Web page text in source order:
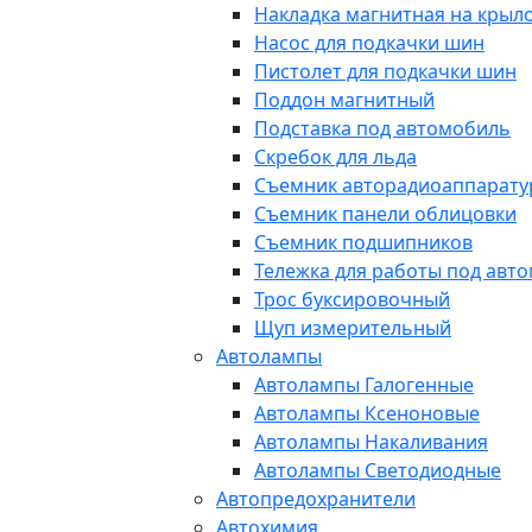
Накладка магнитная на
Насос для подкачки шин
Пистолет для подкачки шин
Поддон магнитный
Подставка под автомобиль
Скребок для льда
Съемник
Съемник панели облицовки
Съемник подшипников
Тележка для работы под
Трос буксировочный
Щуп измерительный
Автолампы
Автолампы Галогенные
Автолампы Ксеноновые
Автолампы Накаливания
Автолампы Светодиодные
Автопредохранители